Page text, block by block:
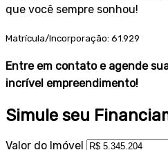
que você sempre sonhou!
Matrícula/Incorporação: 61.929
Entre em contato e agende
incrível empreendimento!
Simule seu
Valor do Imóvel